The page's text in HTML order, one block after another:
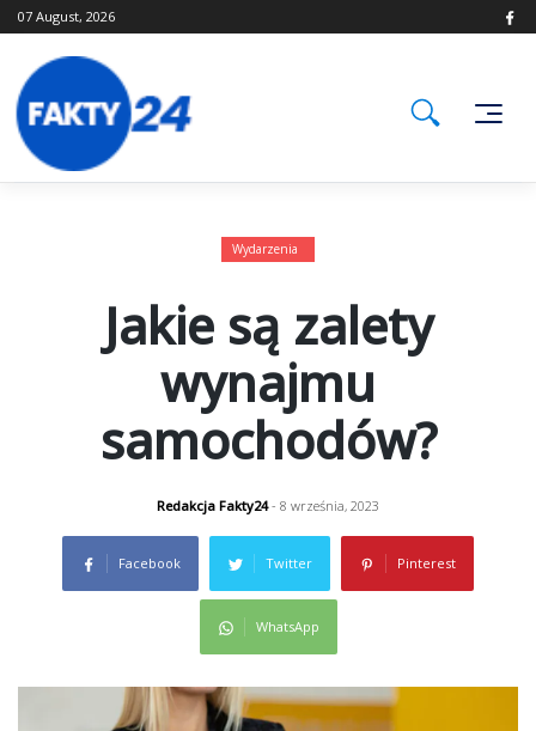
Skip
to
07 August, 2026
Wydarzenia
Jakie są zalety
wynajmu
samochodów?
Redakcja Fakty24- 8 września, 2023
Facebook Twitter Pinterest
WhatsApp